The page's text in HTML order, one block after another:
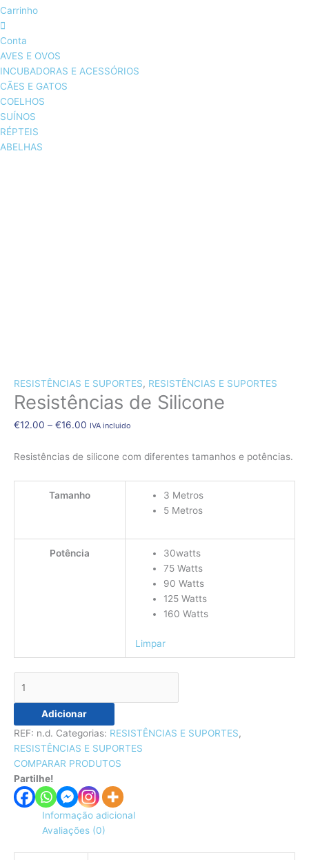
Carrinho
Conta
AVES E OVOS
INCUBADORAS E ACESSÓRIOS
CÃES E GATOS
COELHOS
SUÍNOS
RÉPTEIS
ABELHAS
RESISTÊNCIAS E SUPORTES, RESISTÊNCIAS E SUPORTES
Resistências de Silicone
€12.00 – €16.00
through
€16.00
IVA incluido
Resistências de silicone com diferentes tamanhos e potências.
Tamanho
3 Metros
5 Metros
Potência
30watts
75 Watts
90 Watts
125 Watts
160 Watts
Limpar
de
Silicone
Adicionar
REF: n.d. Categorias: RESISTÊNCIAS E SUPORTES,
RESISTÊNCIAS E SUPORTES
COMPARAR PRODUTOS
Partilhe!
Informação adicional
Avaliações (0)